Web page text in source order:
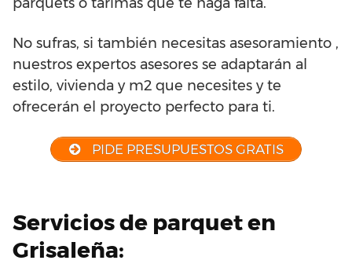
No sufras, si también necesitas asesoramiento ,
nuestros expertos asesores se adaptarán al
estilo, vivienda y m2 que necesites y te
ofrecerán el proyecto perfecto para ti.
PIDE PRESUPUESTOS GRATIS
Servicios de parquet en
Grisaleña: